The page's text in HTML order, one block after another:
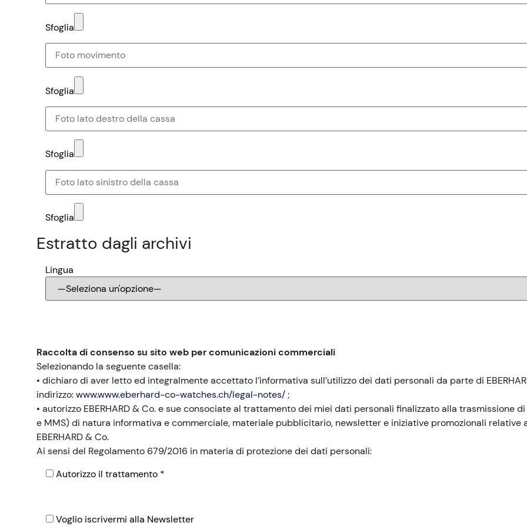
Sfoglia
Sfoglia
Sfoglia
Sfoglia
Estratto dagli archivi
Lingua
Raccolta di consenso su sito web per comunicazioni commerciali
Selezionando la seguente casella:
• dichiaro di aver letto ed integralmente accettato l’informativa sull’utilizzo dei dati personali da parte di
indirizzo:www.www.eberhard-co-watches.ch/legal-notes/;
• autorizzo EBERHARD & Co. e sue consociate al trattamento dei miei dati personali finalizzato alla trasmissione
e MMS) di natura informativa e commerciale, materiale pubblicitario, newsletter e iniziative promozionali
EBERHARD & Co.
Ai sensi del Regolamento 679/2016 in materia di protezione dei dati personali:
Autorizzo il trattamento *
Voglio iscrivermi alla Newsletter